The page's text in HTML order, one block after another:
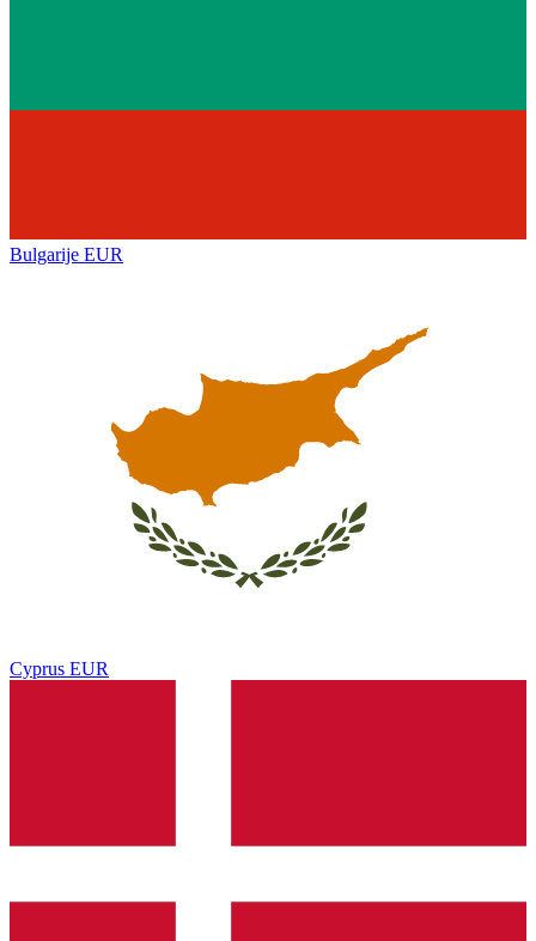
Bulgarije EUR
Cyprus EUR